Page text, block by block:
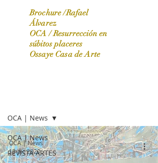
OCA|News 31 / Marzo-Abril / 2024
Brochure /Rafael
Álvarez
OCA /Resurrección en
súbitos placeres
Ossaye Casa de Arte
OCA | News
REVISTA ARTES
OCA | News
OCA | News
13 dic 2020